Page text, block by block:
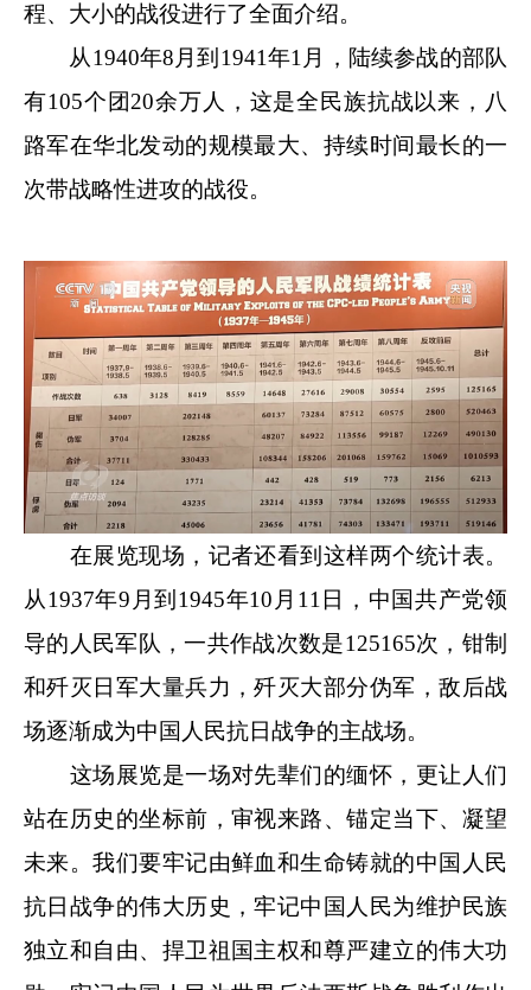
程、大小的战役进行了全面介绍。
从1940年8月到1941年1月，陆续参战的部队
有105个团20余万人，这是全民族抗战以来，八
路军在华北发动的规模最大、持续时间最长的一
次带战略性进攻的战役。
在展览现场，记者还看到这样两个统计表。
从1937年9月到1945年10月11日，中国共产党领
导的人民军队，一共作战次数是125165次，钳制
和歼灭日军大量兵力，歼灭大部分伪军，敌后战
场逐渐成为中国人民抗日战争的主战场。
这场展览是一场对先辈们的缅怀，更让人们
站在历史的坐标前，审视来路、锚定当下、凝望
未来。我们要牢记由鲜血和生命铸就的中国人民
抗日战争的伟大历史，牢记中国人民为维护民族
独立和自由、捍卫祖国主权和尊严建立的伟大功